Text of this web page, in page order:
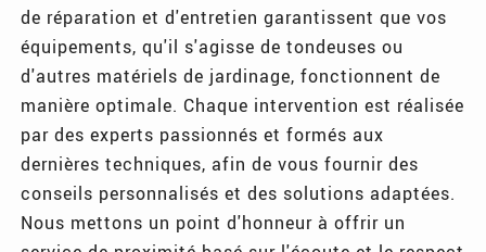
de réparation et d'entretien garantissent que vos
équipements, qu'il s'agisse de tondeuses ou
d'autres matériels de jardinage, fonctionnent de
manière optimale. Chaque intervention est réalisée
par des experts passionnés et formés aux
dernières techniques, afin de vous fournir des
conseils personnalisés et des solutions adaptées.
Nous mettons un point d'honneur à offrir un